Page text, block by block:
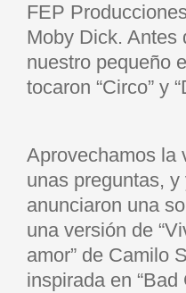
FEP
Moby Dick. Antes
nuestro pequeño
tocaron “Circo” y
Aprovechamos la
unas preguntas,
anunciaron una
una versión de
amor” de Camilo
inspirada en